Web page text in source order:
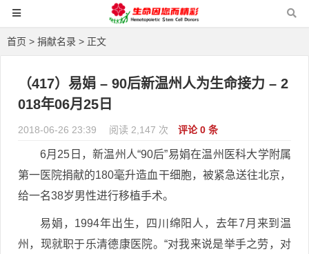
首页 > 捐献名录 > 正文
（417）易娟 – 90后新温州人为生命接力 – 2
018年06月25日
2018-06-26 23:39 阅读 2,147 次 评论 0 条
6月25日，新温州人“90后”易娟在温州医科大学附属
第一医院捐献的180毫升造血干细胞，被紧急送往北京，
给一名38岁男性进行移植手术。
易娟，1994年出生，四川绵阳人，去年7月来到温
州，现就职于乐清德康医院。“对我来说是举手之劳，对